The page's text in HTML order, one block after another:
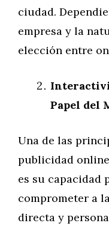
ciudad.
empresa y la
elección entre
Papel del
Una de las
publicidad
es su capacidad
comprometer a
directa y